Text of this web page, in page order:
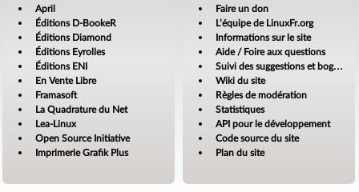
April
Éditions D-BookeR
Éditions Diamond
Éditions Eyrolles
Éditions ENI
En Vente Libre
Framasoft
La Quadrature du Net
Lea-Linux
Open Source Initiative
Imprimerie Grafik Plus
Faire un don
L’équipe de LinuxFr.org
Informations sur le site
Aide / Foire aux questions
Suivi des suggestions et bogues
Wiki du site
Règles de modération
Statistiques
API pour le développement
Code source du site
Plan du site